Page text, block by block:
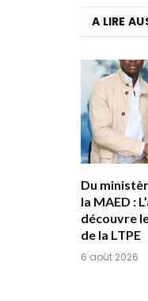
A LIRE
Du
la MAED :
découvre
de la LTPE
6 août 2026